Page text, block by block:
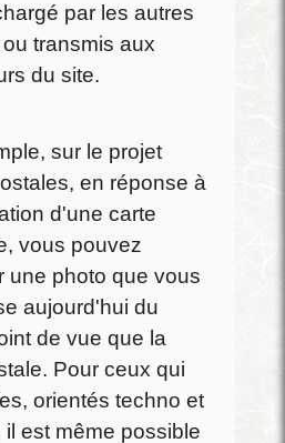
par les autres
transmis aux
du site.
sur le projet
en réponse à
d'une carte
vous pouvez
une photo que vous
aujourd'hui du
de vue que la
Pour ceux qui
orientés techno et
il est même possible